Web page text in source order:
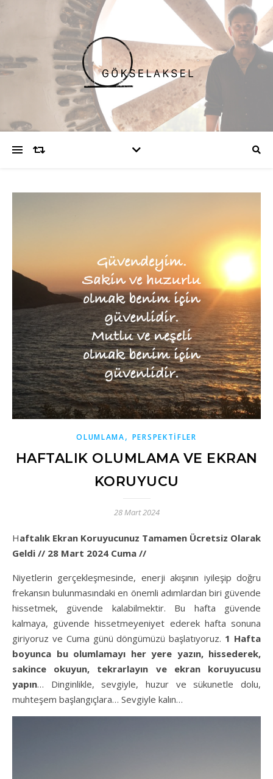
OLUMLAMA, PERSPEKTIFLER
HAFTALIK OLUMLAMA VE EKRAN
KORUYUCU
28 Mart 2024
Haftalık Ekran Koruyucunuz Tamamen Ücretsiz Olarak
Geldi // 28 Mart 2024 Cuma //
Niyetlerin gerçekleşmesinde, enerji akışının iyileşip doğru
frekansın bulunmasındaki en önemli adımlardan biri güvende
hissetmek, güvende kalabilmektir. Bu hafta güvende
kalmaya, güvende hissetmeyeniyet ederek hafta sonuna
giriyoruz ve Cuma günü döngümüzü başlatıyoruz. 1 Hafta
boyunca bu olumlamayı her yere yazın, hissederek,
sakince okuyun, tekrarlayın ve ekran koruyucusu
yapın… Dinginlikle, sevgiyle, huzur ve sükunetle dolu,
muhteşem başlangıçlara… Sevgiyle kalın…